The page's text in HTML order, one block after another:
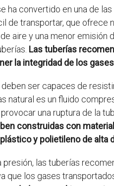
ha convertido en una de
de transportar, que
aire y una menor
Las tuberías
la integridad de los
ser capaces de
natural es un fluido
una ruptura de la
construidas con
y polietileno de alta
las tuberías
que los gases